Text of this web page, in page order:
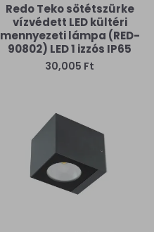
Redo Teko sötétszürke
vízvédett LED kültéri
mennyezeti lámpa (RED-
90802) LED 1 izzós IP65
30,005 Ft